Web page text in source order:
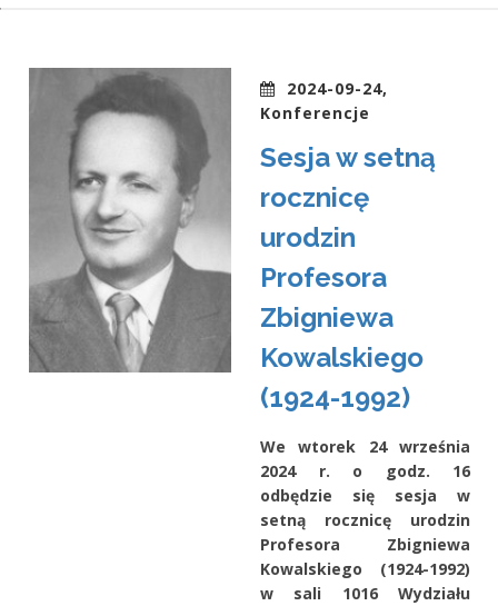
2024-09-24,
Konferencje
Sesja w setną
rocznicę
urodzin
Profesora
Zbigniewa
Kowalskiego
(1924-1992)
We wtorek 24 września
2024 r. o godz. 16
odbędzie się sesja w
setną rocznicę urodzin
Profesora Zbigniewa
Kowalskiego (1924-1992)
w sali 1016 Wydziału